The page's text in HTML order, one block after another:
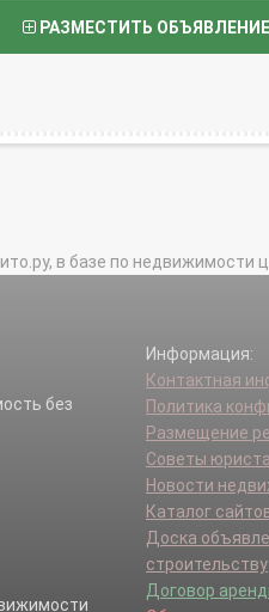
РАЗМЕСТИТЬ ОБЪЯВЛЕНИЕ
в базе по недвижимости
без
Информация:
Контактная
Политика
Размещение
Советы юриста
Новости
Каталог
Доска
строительству
Договор